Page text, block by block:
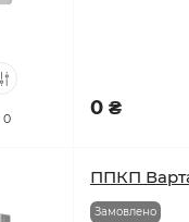
0 0 ₴
ППКП
Замовлено